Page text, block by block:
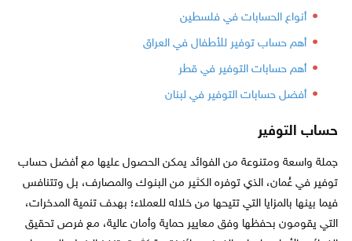
أنواع الحسابات في فلسطين
أهم حساب توفير للأطفال في العراق
أهم حسابات التوفير في قطر
أفضل حسابات التوفير في لبنان
حساب التوفير
جملة واسعة ومتنوعة من الفوائد يمكن الحصول عليها مع أفضل حساب
توفير في عُمان، الذي توفره الكثير من البنوك والمصارف، بل وتتنافس
فيما بينها بالمزايا التي تتيحها من خلاله للعملاء؛ بهدف تنمية المدخرات،
التي يقومون بحفظها وفق معايير حماية وأمان عالية، مع فرص تحقيق